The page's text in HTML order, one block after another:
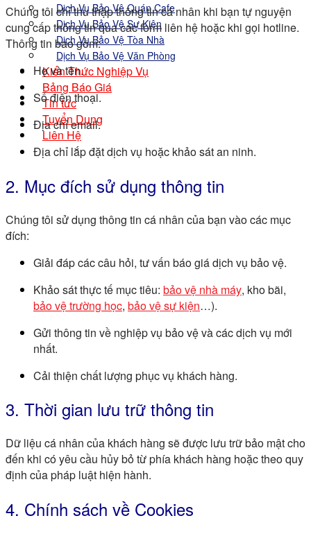
Dịch Vụ Bảo Vệ Quán Cafe
Dịch Vụ Bảo Vệ Sự Kiện
Dịch Vụ Bảo Vệ Tòa Nhà
Dịch Vụ Bảo Vệ Văn Phòng
Kiến Thức Nghiệp Vụ
Bảng Báo Giá
Tin tức
Tuyển Dụng
Liên Hệ
Chúng tôi chỉ thu thập thông tin cá nhân khi bạn tự nguyện
cung cấp thông tin qua các form liên hệ hoặc khi gọi hotline.
Thông tin bao gồm:
Họ và tên.
Số điện thoại.
Địa chỉ email.
Địa chỉ lắp đặt dịch vụ hoặc khảo sát an ninh.
2. Mục đích sử dụng thông tin
Chúng tôi sử dụng thông tin cá nhân của bạn vào các mục
đích:
Giải đáp các câu hỏi, tư vấn báo giá dịch vụ bảo vệ.
Khảo sát thực tế mục tiêu: bảo vệ nhà máy, kho bãi,
bảo vệ trường học, bảo vệ sự kiện…).
Gửi thông tin về nghiệp vụ bảo vệ và các dịch vụ mới
nhất.
Cải thiện chất lượng phục vụ khách hàng.
3. Thời gian lưu trữ thông tin
Dữ liệu cá nhân của khách hàng sẽ được lưu trữ bảo mật cho
đến khi có yêu cầu hủy bỏ từ phía khách hàng hoặc theo quy
định của pháp luật hiện hành.
4. Chính sách về Cookies